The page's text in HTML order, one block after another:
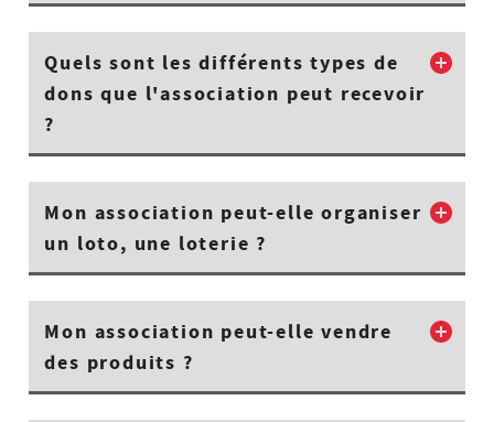
Quels sont les différents types de
dons que l'association peut recevoir
?
Mon association peut-elle organiser
un loto, une loterie ?
Mon association peut-elle vendre
des produits ?